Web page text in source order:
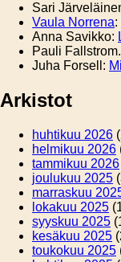
Sari
Vaula Norrena:
Anna Savikko:
Pauli Fallstrom.
Juha Forsell :
Arkistot
huhtikuu 2026
helmikuu 2026
tammikuu 2026
joulukuu 2025
marraskuu
lokakuu 2025
syyskuu 2025
kesäkuu 2025
toukokuu 2025